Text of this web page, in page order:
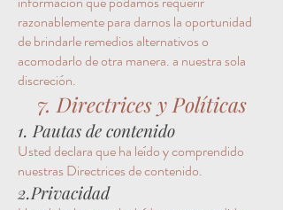
razonablemente para darnos la oportunidad
de brindarle remedios alternativos o
acomodarlo de otra manera. a nuestra sola
discreción.
7. Directrices y Políticas
1. Pautas de contenido
Usted declara que ha leído y comprendido
nuestras Directrices de contenido.
2.Privacidad